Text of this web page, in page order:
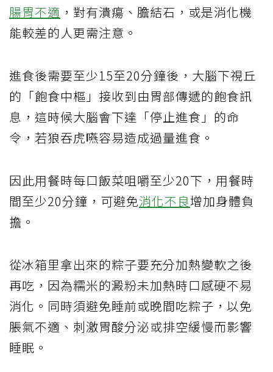
腸胃不適 ，對有潰瘍、膽結石，或是消化機
能較差的人更需注意。
進食後需要至少15至20分鐘後，大腦下視丘
的「飽食中樞」接收到由胃部傳遞的飽食訊
息，這時候大腦會下達「停止進食」的命
令，若狼吞虎嚥容易造成過量進食。
因此用餐時每口飯菜咀嚼至少20下，用餐時
間至少20分鐘，可避免消化不良增加身體負
擔。
從冰箱里拿出來的粽子要充分加熱變軟之後
再吃，因為糯米的澱粉未加熱時口感硬不易
消化。同時須避免睡前或晚間吃粽子，以免
脹氣不適、刺激胃酸分泌或排空緩慢而影響
睡眠。